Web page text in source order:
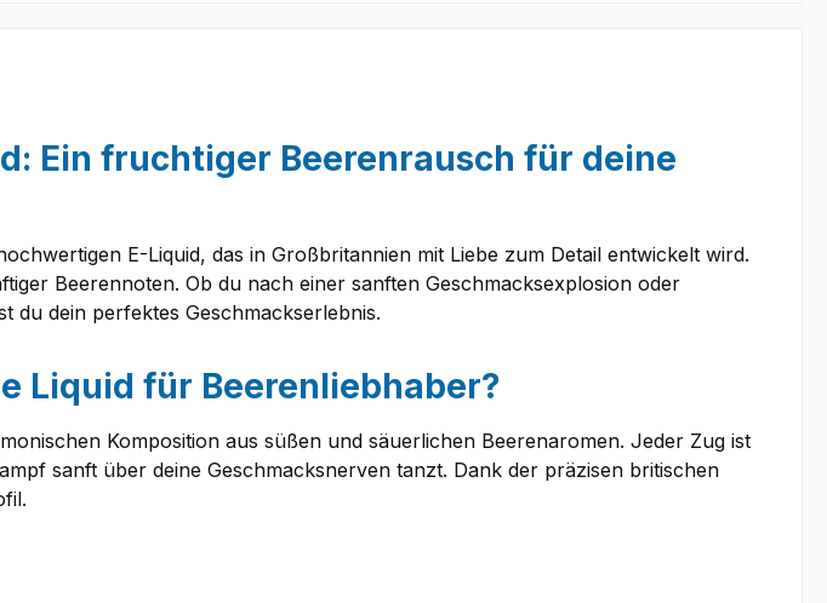
Ein fruchtiger Beerenrausch für deine
E-Liquid, das in Großbritannien mit Liebe zum Detail entwickelt wird.
Beerennoten. Ob du nach einer sanften Geschmacksexplosion oder
du dein perfektes Geschmackserlebnis.
Liquid für Beerenliebhaber?
Komposition aus süßen und säuerlichen Beerenaromen. Jeder Zug ist
sanft über deine Geschmacksnerven tanzt. Dank der präzisen britischen